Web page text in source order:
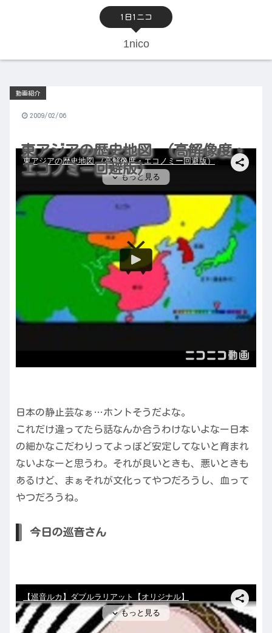
1日1ニコ
1nico
東アジアの歴史地図 （高解像度・
エコノミー回避版）
動画紹介
2009/02/06
日本の静止芸なぁ…ホントそうだよな。
これだけ違ってたら話なんか合うわけないよなー日本
の細かなこだわりってよっぽど安定してないと育まれ
ないよなーと思うわ。それが良いときも、悪いときも
あるけど、まぁそれが文化ってやつだろうし、血って
やつだろうね。
今日の巡音さん